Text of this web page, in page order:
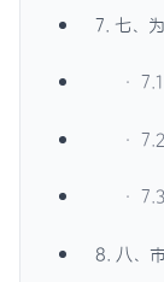
7. 七、
·
·
·
8. 八、